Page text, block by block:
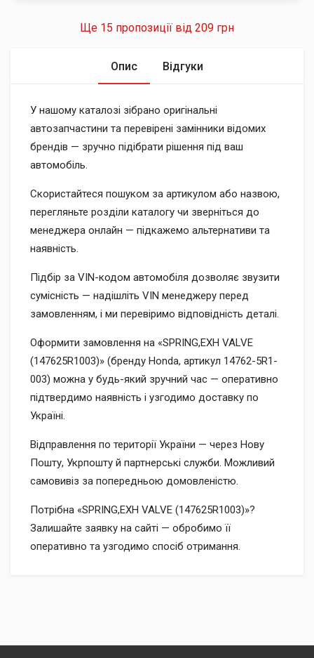
Ще 15 пропозиції від 209 грн
Опис Відгуки
У нашому каталозі зібрано оригінальні
автозапчастини та перевірені замінники відомих
брендів — зручно підібрати рішення під ваш
автомобіль.
Скористайтеся пошуком за артикулом або назвою,
перегляньте розділи каталогу чи зверніться до
менеджера онлайн — підкажемо альтернативи та
наявність.
Підбір за VIN-кодом автомобіля дозволяє звузити
сумісність — надішліть VIN менеджеру перед
замовленням, і ми перевіримо відповідність деталі.
Оформити замовлення на «SPRING,EXH VALVE
(147625R1003)» (бренду Honda, артикул 14762-5R1-
003) можна у будь-який зручний час — оперативно
підтвердимо наявність і узгодимо доставку по
Україні.
Відправлення по території України — через Нову
Пошту, Укрпошту й партнерські служби. Можливий
самовивіз за попередньою домовленістю.
Потрібна «SPRING,EXH VALVE (147625R1003)»?
Залишайте заявку на сайті — обробимо її
оперативно та узгодимо спосіб отримання.